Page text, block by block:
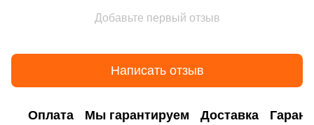
Добавьте первый отзыв
Написать отзыв
Оплата Мы гарантируем Доставка